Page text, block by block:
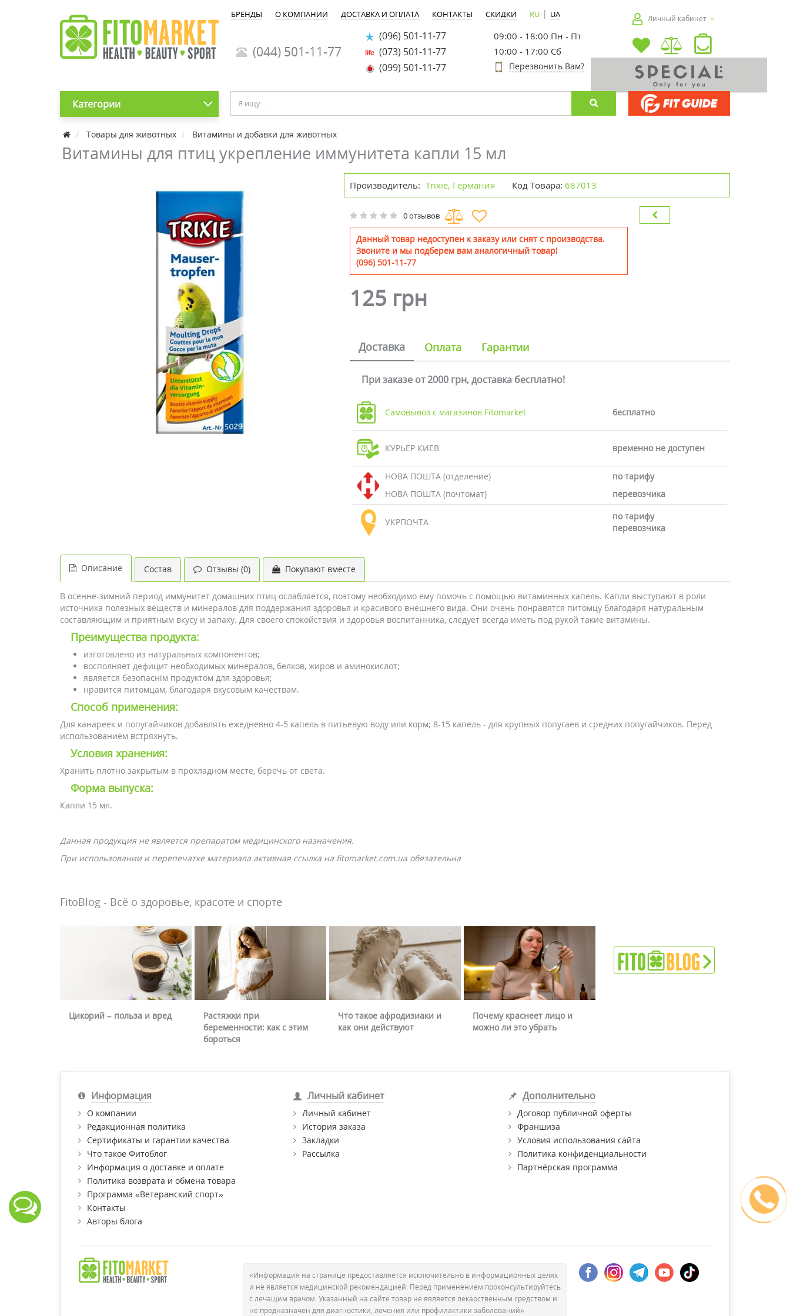
БРЕНДЫ О КОМПАНИИ ДОСТАВКА И ОПЛАТА КОНТАКТЫ СКИДКИ RU | UA
(044) 501-11-77
(096) 501-11-77
(073) 501-11-77
(099) 501-11-77
09:00 - 18:00 Пн - Пт
10:00 - 17:00 Сб
Перезвонить Вам?
Личный кабинет
Категории
Товары для животных Витамины и добавки для животных
Витамины для птиц укрепление иммунитета капли 15 мл
Производитель: Trixie, Германия Код Товара: 687013
0 отзывов
Данный товар недоступен к заказу или снят с производства.
Звоните и мы подберем вам аналогичный товар!
(096) 501-11-77
125 грн
Доставка Оплата Гарантии
При заказе от 2000 грн, доставка бесплатно!
Самовывоз с магазинов Fitomarket бесплатно
КУРЬЕР КИЕВ временно не доступен
НОВА ПОШТА (отделение)
по тарифу
НОВА ПОШТА (почтомат)
перевозчика
УКРПОЧТА
по тарифу
перевозчика
Описание Состав Отзывы (0) Покупают вместе
В осенне-зимний период иммунитет домашних птиц ослабляется, поэтому необходимо ему помочь с помощью витаминных капель. Капли выступают в роли
источника полезных веществ и минералов для поддержания здоровья и красивого внешнего вида. Они очень понравятся питомцу благодаря натуральным
составляющим и приятным вкусу и запаху. Для своего спокойствия и здоровья воспитанника, следует всегда иметь под рукой такие витамины.
Преимущества продукта:
изготовлено из натуральных компонентов;
восполняет дефицит необходимых минералов, белков, жиров и аминокислот;
является безопаснім продуктом для здоровья;
нравится питомцам, благодаря вкусовым качествам.
Способ применения:
Для канареек и попугайчиков добавлять ежедневно 4-5 капель в питьевую воду или корм; 8-15 капель - для крупных попугаев и средних попугайчиков. Перед
использованием встряхнуть.
Условия хранения:
Хранить плотно закрытым в прохладном месте, беречь от света.
Форма выпуска:
Капли 15 мл.
Данная продукция не является препаратом медицинского назначения.
При использовании и перепечатке материала активная ссылка на fitomarket.com.ua обязательна
FitoBlog - Всё о здоровье, красоте и спорте
Цикорий – польза и вред
Растяжки при
беременности: как с этим
бороться
Что такое афродизиаки и
как они действуют
Почему краснеет лицо и
можно ли это убрать
Информация
О компании
Редакционная политика
Сертификаты и гарантии качества
Что такое Фитоблог
Информация о доставке и оплате
Политика возврата и обмена товара
Программа «Ветеранский спорт»
Контакты
Авторы блога
Личный кабинет
Личный кабинет
История заказа
Закладки
Рассылка
Дополнительно
Договор публичной оферты
Франшиза
Условия использования сайта
Политика конфиденциальности
Партнёрская программа
«Информация на странице предоставляется исключительно в информационных целях
и не является медицинской рекомендацией. Перед применением проконсультируйтесь
с лечащим врачом. Указанный на сайте товар не является лекарственным средством и
не предназначен для диагностики, лечения или профилактики заболеваний»